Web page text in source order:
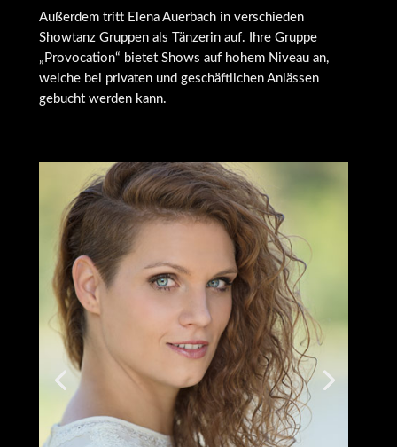
Außerdem tritt Elena Auerbach in verschieden
Showtanz Gruppen als Tänzerin auf. Ihre Gruppe
„Provocation“ bietet Shows auf hohem Niveau an,
welche bei privaten und geschäftlichen Anlässen
gebucht werden kann.